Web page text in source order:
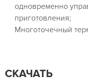
одновременно
приготовления;
Многоточечный
СКАЧАТЬ